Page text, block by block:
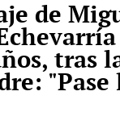
de
tras
"Pase